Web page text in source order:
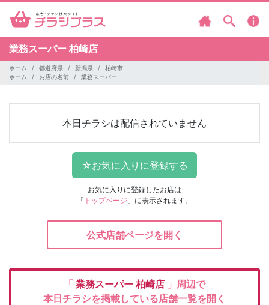
業務スーパー 柏崎店
ホーム 都道府県 新潟県
柏崎市
ホーム
お店の名前 業務スーパー
本日チラシは配信されていません
お気に入りに登録したお店は
「 トップページ 」に表示されます。
公式店舗ページを開く
「 業務スーパー柏崎店 」周辺で
本日チラシを掲載している店舗一覧を開く